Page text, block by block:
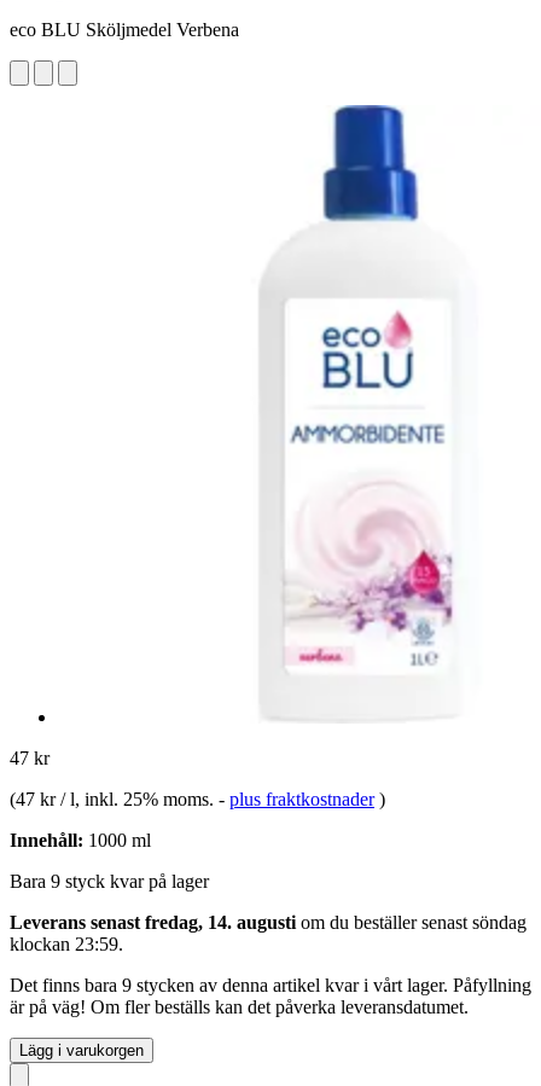
eco BLU Sköljmedel Verbena
47 kr
(47 kr / l, inkl. 25% moms. - plus fraktkostnader )
Innehåll: 1000 ml
Bara 9 styck kvar på lager
Leverans senast fredag, 14. augusti om du beställer senast söndag
klockan 23:59.
Det finns bara 9 stycken av denna artikel kvar i vårt lager. Påfyllning
är på väg! Om fler beställs kan det påverka leveransdatumet.
Lägg i varukorgen